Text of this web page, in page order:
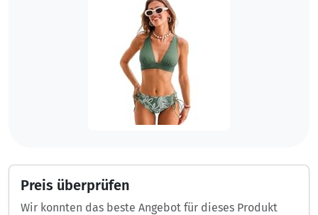
Preis überprüfen
Wir konnten das beste Angebot für dieses Produkt